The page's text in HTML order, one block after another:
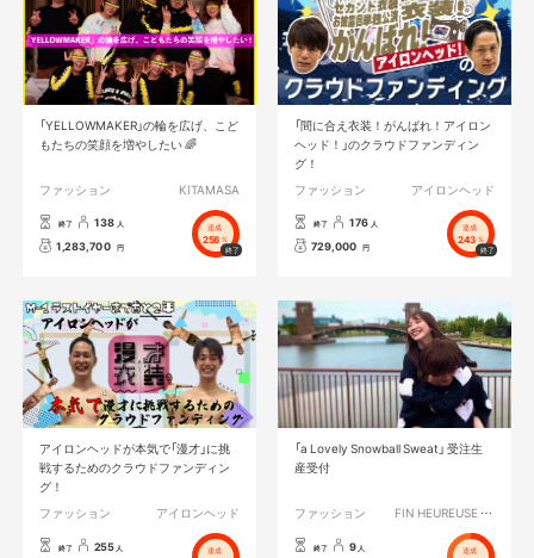
「YELLOWMAKER」の輪を広げ、こど
もたちの笑顔を増やしたい 🌈
ファッション KITAMASA
終了 138 人
1,283,700 円
達成
256 %
「間に合え衣装！がんばれ！アイロン
ヘッド！」のクラウドファンディン
グ！
ファッション
アイロンヘッド
終了 176 人
729,000 円
達成
243 %
アイロンヘッドが本気で「漫才」に挑
戦するためのクラウドファンディン
グ！
ファッション
アイロンヘッド
終了 255 人 達成
「a Lovely Snowball Sweat」 受注生
産受付
ファッション FIN HEUREUSE ユウキ
終了 9 人 達成